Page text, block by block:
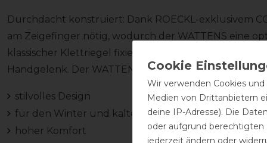
Durchdacht konstruiert: Dank ROECKL-exklusivem
am Zeigefinger nötig, wodurch der WATTENS eine
klassischer Klettriegel fixiert den schlank
Handgelenk. Der WATTENS kann bei 30 Grad Celsius
stilvolles Design
für den Winter und kalte Herbsttage
hoher Komfort
Wir verwenden Cookies
Medien von Drittanbietern
deine IP-Adresse). Die
oder aufgrund berechtigten
jederzeit ändern oder